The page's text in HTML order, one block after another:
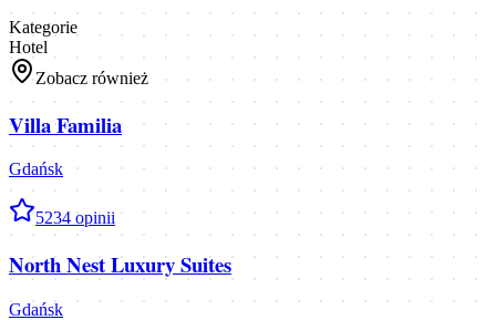
Kategorie
Hotel
Zobacz również
Villa Familia
Gdańsk
5234 opinii
North Nest Luxury Suites
Gdańsk